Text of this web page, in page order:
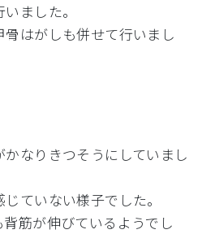
ました。
はがしも併せて行いまし
なりきつそうにしていまし
ていない様子でした。
筋が伸びているようでし